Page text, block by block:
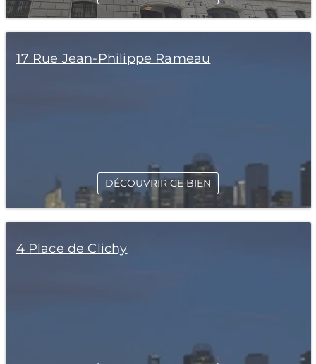
17 Rue Jean-Philippe Rameau
DÉCOUVRIR CE BIEN
4 Place de Clichy